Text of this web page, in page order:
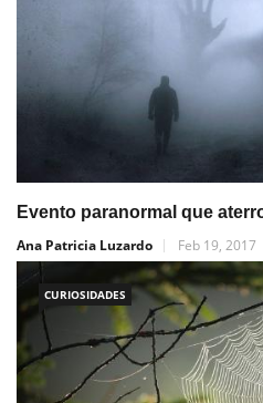
Evento paranormal que
Ana Patricia Luzardo
Feb 19, 2017
CURIOSIDADES